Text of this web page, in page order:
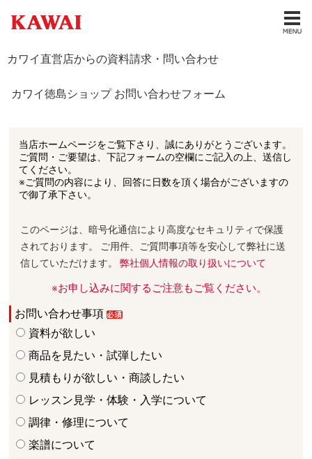
カワイ直営店からの資料請求・問い合わせ
カワイ徳島ショップ お問い合わせフォーム
当店ホームページをご覧下さり、誠にありがとうございます。
ご質問・ご要望は、下記フォームの空欄にご記入の上、送信し
てください。
※ご質問の内容により、回答に日数を頂く場合がございますの
で御了承下さい。
このページは、暗号化通信により高度なセキュリティで保護
されております。 ご用件、ご質問事項等を安心して弊社に送
信していただけます。弊社個人情報の取り扱いについて
※お申し込みに関するご注意もご覧ください。
お問い合わせ事項
資料が欲しい
商品を見たい・試弾したい
見積もりが欲しい・商談したい
レッスン見学・体験・入学について
調律・修理について
楽譜について